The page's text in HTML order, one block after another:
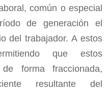
común o especial
de generación el
del trabajador. A estos
que estos
forma fraccionada,
resultante del